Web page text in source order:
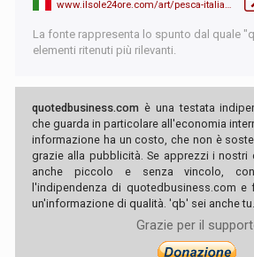
La fonte rappresenta lo spunto dal quale
elementi ritenuti più rilevanti.
quotedbusiness.com è una testata
che guarda in particolare all'economia
informazione ha un costo, che non è
grazie alla pubblicità. Se apprezzi i nostri
anche piccolo e senza vincolo,
l'indipendenza di quotedbusiness.com
un'informazione di qualità. 'qb' sei anche tu.
Grazie per il